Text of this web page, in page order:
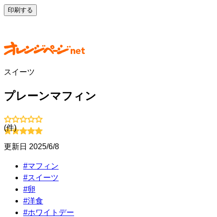
印刷する
スイーツ
プレーンマフィン
(件)
更新日 2025/6/8
#マフィン
#スイーツ
#卵
#洋食
#ホワイトデー